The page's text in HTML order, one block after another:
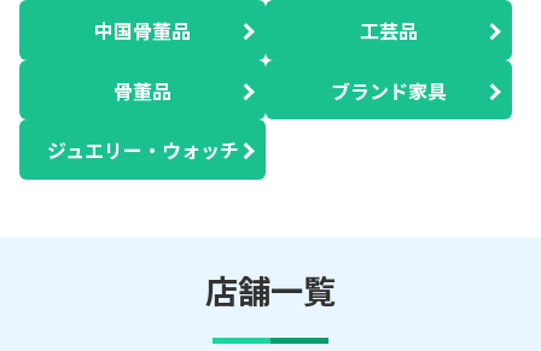
中国骨董品 工芸品
骨董品 ブランド家具
ジュエリー・ウォッチ
店舗一覧